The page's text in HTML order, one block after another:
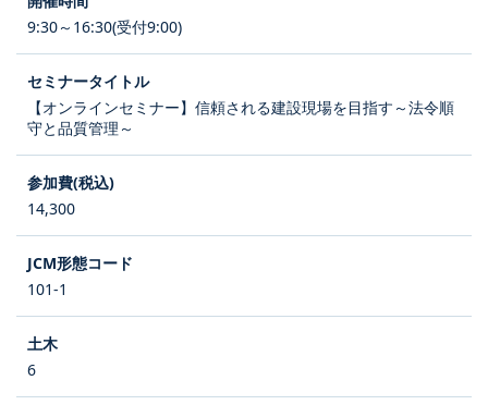
9:30～16:30(受付9:00)
【オンラインセミナー】信頼される建設現場を目指す～法令順
守と品質管理～
14,300
101-1
6